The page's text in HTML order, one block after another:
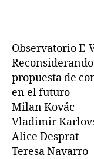
Observatorio E-
propuesta de
en el futuro
Milan Kovác
Vladimir
Alice Desprat
Teresa Navarro